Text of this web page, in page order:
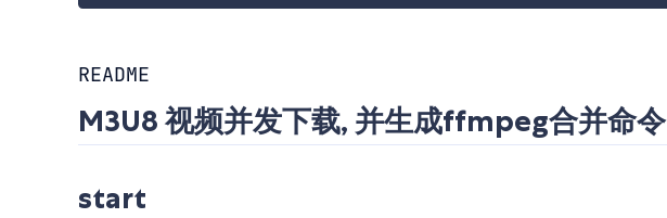
README
M3U8 视频并发下载, 并生成ffmpeg合并命令
start